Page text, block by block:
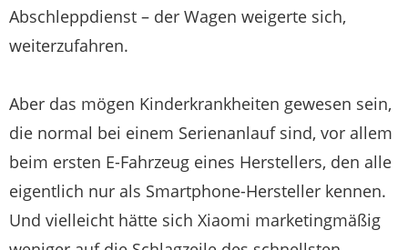
Abschleppdienst – der Wagen weigerte sich,
weiterzufahren.
Aber das mögen Kinderkrankheiten gewesen sein,
die normal bei einem Serienanlauf sind, vor allem
beim ersten E-Fahrzeug eines Herstellers, den alle
eigentlich nur als Smartphone-Hersteller kennen.
Und vielleicht hätte sich Xiaomi marketingmäßig